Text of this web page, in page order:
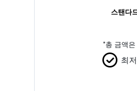
스탠다
*총 금액
최